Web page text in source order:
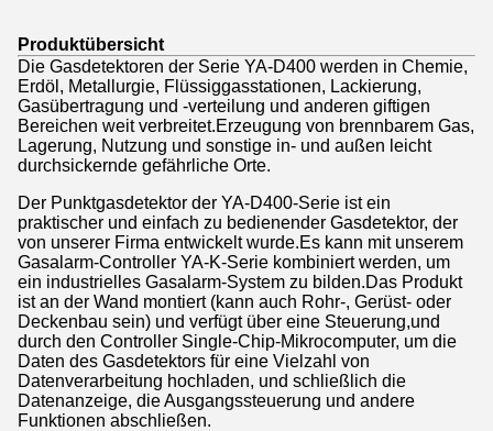
Produktübersicht
Die Gasdetektoren der Serie YA-D400 werden in Chemie,
Erdöl, Metallurgie, Flüssiggasstationen, Lackierung,
Gasübertragung und -verteilung und anderen giftigen
Bereichen weit verbreitet.Erzeugung von brennbarem Gas,
Lagerung, Nutzung und sonstige in- und außen leicht
durchsickernde gefährliche Orte.
Der Punktgasdetektor der YA-D400-Serie ist ein
praktischer und einfach zu bedienender Gasdetektor, der
von unserer Firma entwickelt wurde.Es kann mit unserem
Gasalarm-Controller YA-K-Serie kombiniert werden, um
ein industrielles Gasalarm-System zu bilden.Das Produkt
ist an der Wand montiert (kann auch Rohr-, Gerüst- oder
Deckenbau sein) und verfügt über eine Steuerung,und
durch den Controller Single-Chip-Mikrocomputer, um die
Daten des Gasdetektors für eine Vielzahl von
Datenverarbeitung hochladen, und schließlich die
Datenanzeige, die Ausgangssteuerung und andere
Funktionen abschließen.